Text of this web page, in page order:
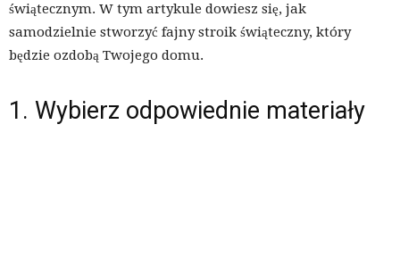
świątecznym. W tym artykule dowiesz się, jak
samodzielnie stworzyć fajny stroik świąteczny, który
będzie ozdobą Twojego domu.
1. Wybierz odpowiednie materiały